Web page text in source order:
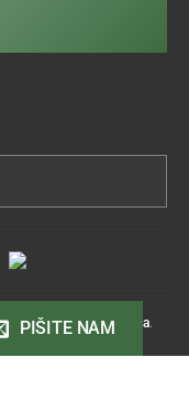
PIŠITE NAM
Izdelava:Acenta.